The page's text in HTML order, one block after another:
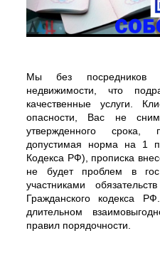
Мы без посредников
недвижимости, что
качественные услуги.
опасности, Вас не
утвержденного срока,
допустимая норма на 1
Кодекса РФ), прописка
не будет проблем в
участниками
Гражданского кодекса
длительном
правил порядочности.